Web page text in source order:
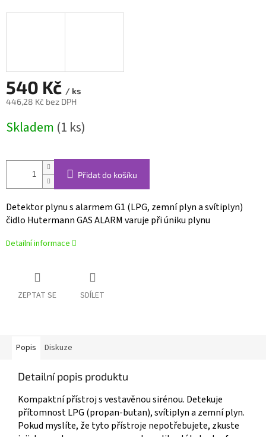
540 Kč / ks
446,28 Kč bez DPH
cena:
Skladem (1 ks)
Přidat do košíku
Detektor plynu s alarmem G1 (LPG, zemní plyn a svítiplyn)
čidlo Hutermann GAS ALARM varuje při úniku plynu
Detailní informace
ZEPTAT SE SDÍLET
Popis Diskuze
Detailní popis produktu
Kompaktní přístroj s vestavěnou sirénou. Detekuje
přítomnost LPG (propan-butan), svítiplyn a zemní plyn.
Pokud myslíte, že tyto přístroje nepotřebujete, zkuste